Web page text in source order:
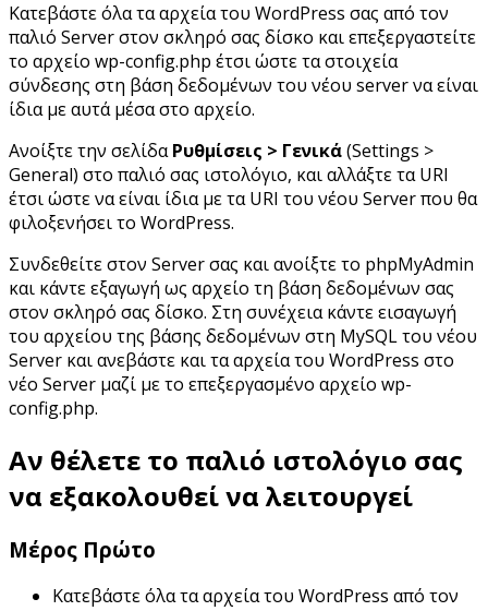
Κατεβάστε όλα τα αρχεία του WordPress σας από τον
παλιό Server στον σκληρό σας δίσκο και επεξεργαστείτε
το αρχείο wp-config.php έτσι ώστε τα στοιχεία
σύνδεσης στη βάση δεδομένων του νέου server να είναι
ίδια με αυτά μέσα στο αρχείο.
Ανοίξτε την σελίδαΡυθμίσεις > Γενικά(Settings >
General) στο παλιό σας ιστολόγιο, και αλλάξτε τα URI
έτσι ώστε να είναι ίδια με τα URI του νέου Server που θα
φιλοξενήσει το WordPress.
Συνδεθείτε στον Server σας και ανοίξτε το phpMyAdmin
και κάντε εξαγωγή ως αρχείο τη βάση δεδομένων σας
στον σκληρό σας δίσκο. Στη συνέχεια κάντε εισαγωγή
του αρχείου της βάσης δεδομένων στη MySQL του νέου
Server και ανεβάστε και τα αρχεία του WordPress στο
νέο Server μαζί με το επεξεργασμένο αρχείο wp-
config.php.
Αν θέλετε το παλιό ιστολόγιο σας
να εξακολουθεί να λειτουργεί
Μέρος Πρώτο
Κατεβάστε όλα τα αρχεία του WordPress από τον